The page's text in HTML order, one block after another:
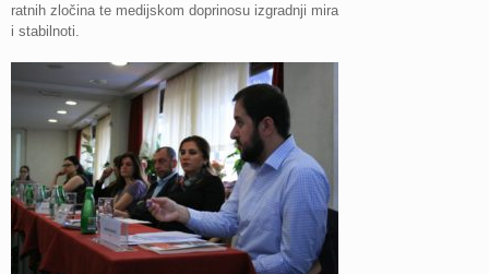
ratnih zločina te medijskom doprinosu izgradnji mira
i stabilnoti.